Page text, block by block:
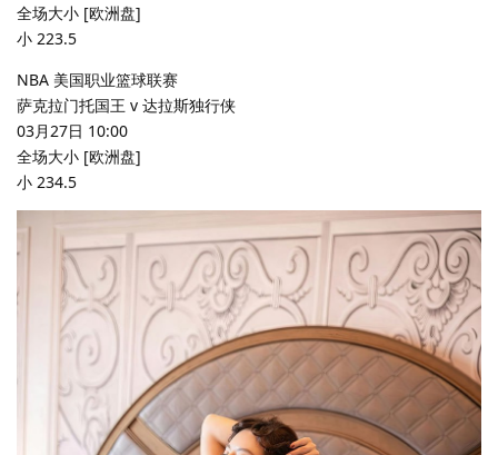
全场大小 [欧洲盘]
小 223.5
NBA 美国职业篮球联赛
萨克拉门托国王 v 达拉斯独行侠
03月27日 10:00
全场大小 [欧洲盘]
小 234.5